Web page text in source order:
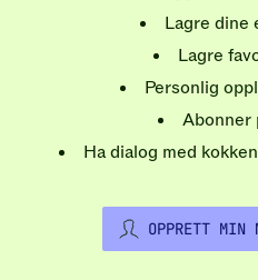
Lagre dine
Lagre
Personlig
Abonner
Ha dialog med
OPPRETT MIN